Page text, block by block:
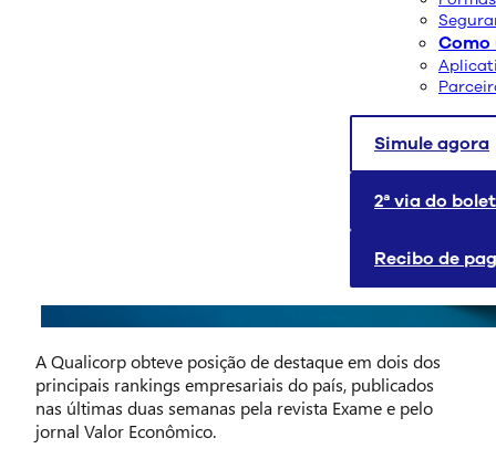
Simule agora
2ª via do
Recibo de
A Qualicorp obteve posição de destaque em dois dos
principais rankings empresariais do país, publicados
nas últimas duas semanas pela revista Exame e pelo
jornal Valor Econômico.